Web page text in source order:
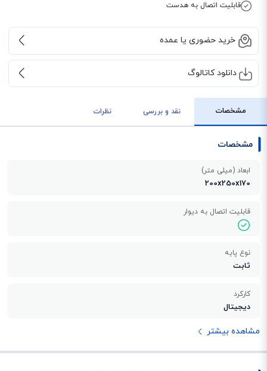
قابلیت اتصال به هدست
خرید حضوری یا عمده
دانلود کاتالوگ
مشخصات نقد و بررسی نظرات
مشخصات
ابعاد (میلی متر)
200x250x170
قابلیت اتصال به دیوار
نوع پایه
ثابت
کارکرد
دیجیتال
مشاهده بیشتر